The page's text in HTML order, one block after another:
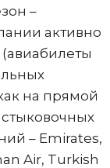
–
активно
на прямой
стыковочных
– Emirates,
Air, Turkish